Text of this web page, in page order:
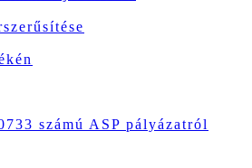
számú ASP pályázatról